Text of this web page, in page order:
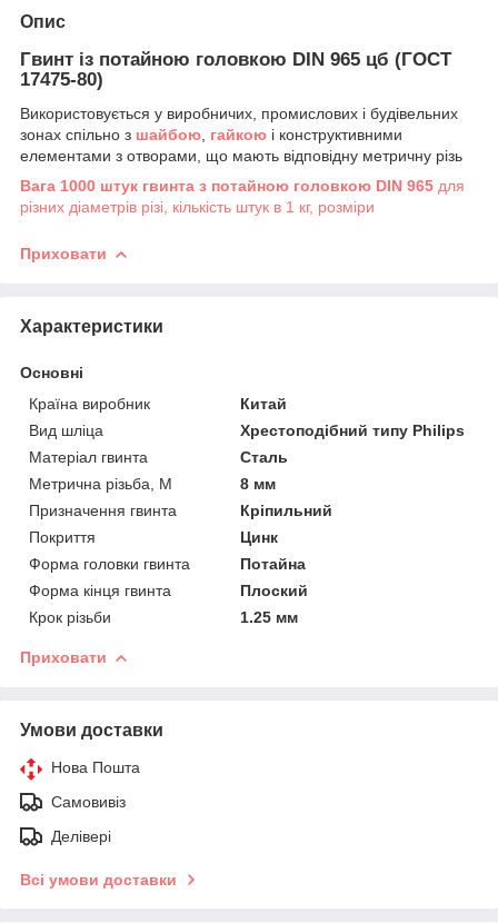
Опис
Гвинт із потайною головкою DIN 965 цб (ГОСТ
17475-80)
Використовується у виробничих, промислових і будівельних
зонах спільно з шайбою гайкою і конструктивними
елементами з отворами, що мають відповідну метричну різь
Вага 1000 штук гвинта з потайною головкою DIN 965 для
різних діаметрів різі, кількість штук в 1 кг, розміри
Приховати
Характеристики
Основні
Країна виробник
Китай
Вид шліца
Хрестоподібний типу Philips
Матеріал гвинта
Сталь
Метрична різьба, М
8 мм
Призначення гвинта
Кріпильний
Покриття
Цинк
Форма головки гвинта
Потайна
Форма кінця гвинта
Плоский
Крок різьби
1.25 мм
Приховати
Умови доставки
Нова Пошта
Самовивіз
Делівері
Всі умови доставки